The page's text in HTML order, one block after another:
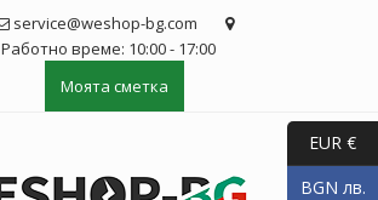
service@weshop-bg.com
Работно време: 10:00 - 17:00
Моята сметка
EUR €
BGN лв.